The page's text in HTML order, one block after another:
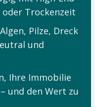
oder Trockenzeit
Pilze, Dreck
und
Ihre Immobilie
und den Wert zu